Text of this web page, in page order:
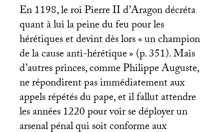
En 1198, le roi PierreIId’Aragon décréta
quant à lui la peine du feu pour les
hérétiques et devint dès lors «un champion
de la cause anti-hérétique» (p. 351). Mais
d’autres princes, comme Philippe Auguste,
ne répondirent pas immédiatement aux
appels répétés du pape, et il fallut attendre
les années 1220 pour voir se déployer un
arsenal pénal qui soit conforme aux